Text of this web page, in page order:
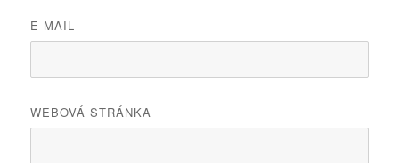
E-MAIL
WEBOVÁ STRÁNKA